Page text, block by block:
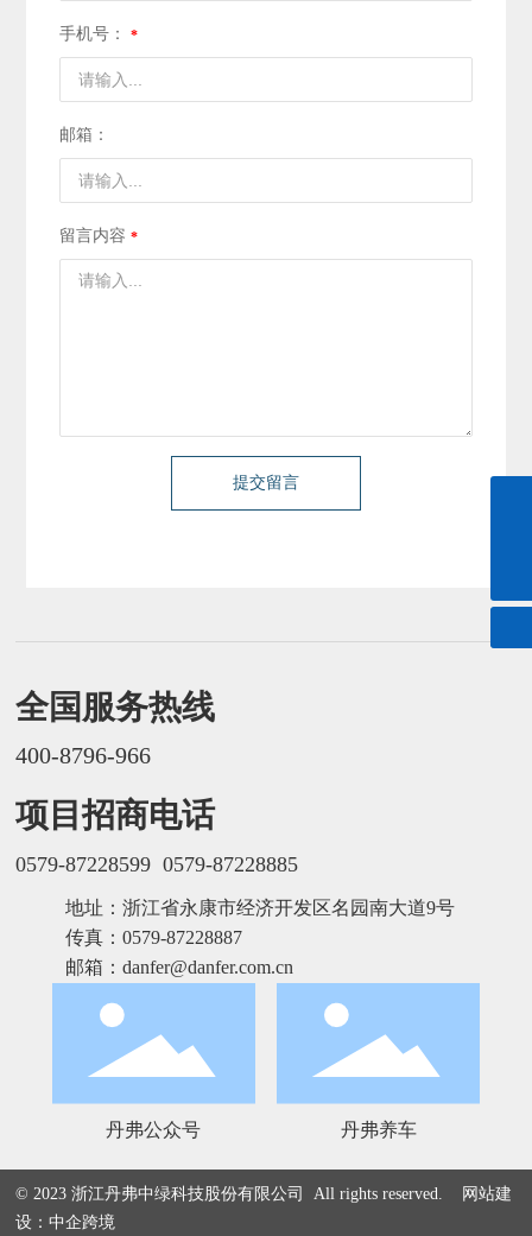
手机号：
邮箱：
留言内容
提交留言
全国服务热线
400-8796-966
项目招商电话
0579-87228599 0579-87228885
地址：浙江省永康市经济开发区名园南大道9号
传真：0579-87228887
邮箱： danfer@danfer.com.cn
丹弗公众号 丹弗养车
© 2023 浙江丹弗中绿科技股份有限公司 All rights reserved.
网站建
设：中企跨境